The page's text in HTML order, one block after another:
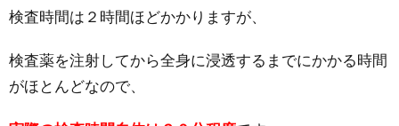
検査時間は２時間ほどかかりますが、
検査薬を注射してから全身に浸透するまでにかかる時間
がほとんどなので、